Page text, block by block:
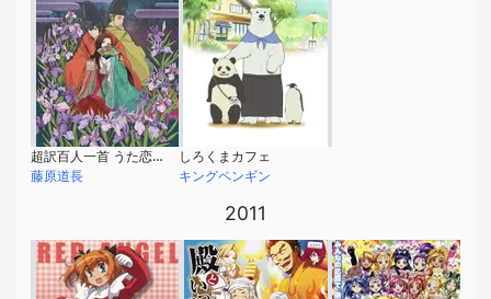
超訳百人一首 うた恋い。
藤原道長
しろくまカフェ
キングペンギン
2011